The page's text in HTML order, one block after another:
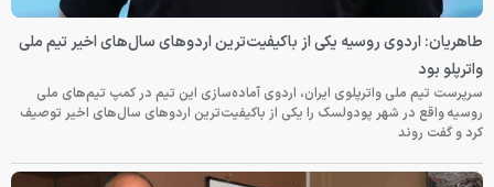
طاهریان: اردوی روسیه یکی از باکیفیت‌ترین اردوهای سال‌های اخیر تیم ملی
واترپلو بود
سرپرست تیم ملی واترپلوی ایران، اردوی آماده‌سازی این تیم در کمپ تیم‌های ملی
روسیه واقع در شهر پودولسک را یکی از باکیفیت‌ترین اردوهای سال‌های اخیر توصیف
کرد و گفت روند